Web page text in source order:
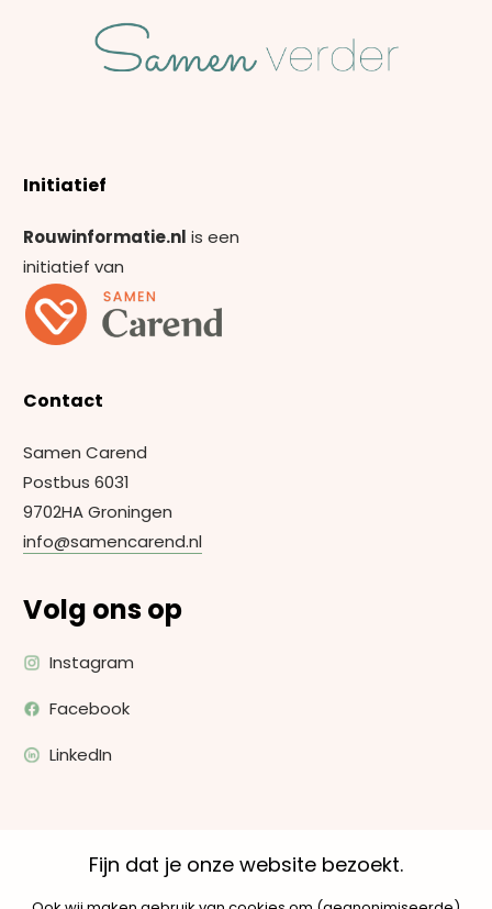
Initiatief
Rouwinformatie.nl is een
initiatief van
Contact
Samen Carend
Postbus 6031
9702HA Groningen
info@samencarend.nl
Volg ons op
Instagram
Facebook
LinkedIn
Fijn dat je onze website bezoekt.